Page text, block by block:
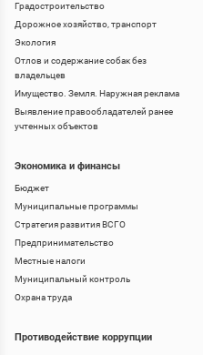
Градостроительство
Дорожное хозяйство, транспорт
Экология
Отлов и содержание собак без
владельцев
Имущество. Земля. Наружная реклама
Выявление правообладателей ранее
учтенных объектов
Экономика и финансы
Бюджет
Муниципальные программы
Стратегия развития ВСГО
Предпринимательство
Местные налоги
Муниципальный контроль
Охрана труда
Противодействие коррупции